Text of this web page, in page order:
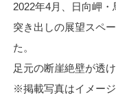
2022年4月、日向岬・
突き出しの展望スペ
た。
足元の断崖絶壁が透
※掲載写真はイメージ